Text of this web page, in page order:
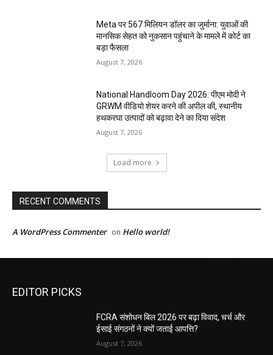
Meta पर 567 मिलियन डॉलर का जुर्माना: युवाओं की
मानसिक सेहत को नुकसान पहुंचाने के मामले में कोर्ट का
बड़ा फैसला
August 7, 2026
National Handloom Day 2026: पीएम मोदी ने
GRWM वीडियो शेयर करने की अपील की, स्थानीय
हथकरघा उत्पादों को बढ़ावा देने का दिया संदेश
August 7, 2026
Load more
RECENT COMMENTS
A WordPress Commenter on Hello world!
EDITOR PICKS
FCRA संशोधन बिल 2026 पर बढ़ा विवाद, चर्च और
ईसाई संगठनों ने क्यों जताई आपत्ति?
August 7, 2026